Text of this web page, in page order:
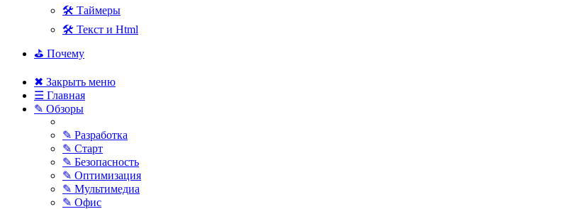
🛠 Таймеры
🛠 Текст и Html
⛳ Почему
✖ Закрыть меню
☰ Главная
✎ Обзоры
✎ Разработка
✎ Старт
✎ Безопасность
✎ Оптимизация
✎ Мультимедиа
✎ Офис